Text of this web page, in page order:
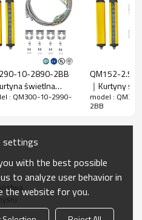
to długość nadajnika i
10-2890-2BB
świetlna
obszarowy｜
: QM300-10-2990-
QM152-2.5-
｜Kurtyny
model :
2BB
settings
with the best possible
to analyze user behavior in
the website for you.